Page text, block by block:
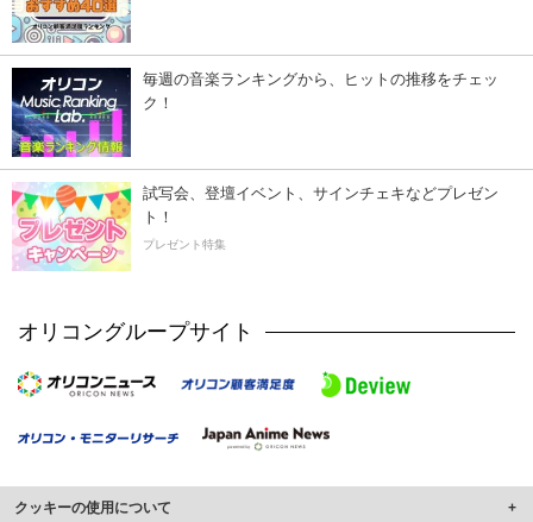
毎週の音楽ランキングから、ヒットの推移をチェッ
ク！
試写会、登壇イベント、サインチェキなどプレゼン
ト！
プレゼント特集
オリコングループサイト
クッキーの使用について